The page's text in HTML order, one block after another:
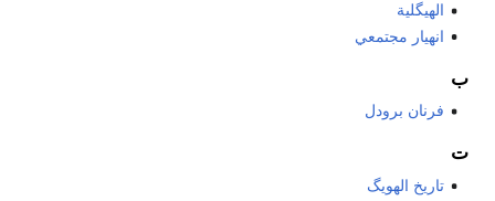
الهيگلية
انهيار مجتمعي
ب
فرنان برودل
ت
تاريخ الهويگ